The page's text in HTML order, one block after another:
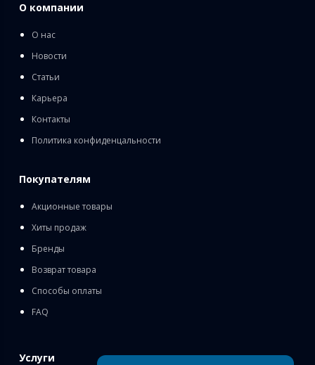
О компании
О нас
Новости
Статьи
Карьера
Контакты
Политика конфиденцальности
Покупателям
Акционные товары
Хиты продаж
Бренды
Возврат товара
Способы оплаты
FAQ
Услуги